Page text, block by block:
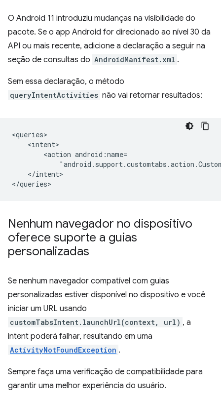
O Android 11 introduziu mudanças na visibilidade do
pacote. Se o app Android for direcionado ao nível 30 da
API ou mais recente, adicione a declaração a seguir na
seção de consultas do AndroidManifest.xml .
Sem essa declaração, o método
queryIntentActivities não vai retornar resultados:
<action
</intent>
Nenhum navegador no dispositivo
oferece suporte a guias
personalizadas
Se nenhum navegador compatível com guias
personalizadas estiver disponível no dispositivo e você
iniciar um URL usando
customTabsIntent.launchUrl(context, url) , a
intent poderá falhar, resultando em uma
ActivityNotFoundException .
Sempre faça uma verificação de compatibilidade para
garantir uma melhor experiência do usuário.